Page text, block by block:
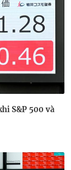
S&P 500 và